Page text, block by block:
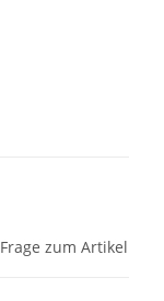
Frage zum Artikel